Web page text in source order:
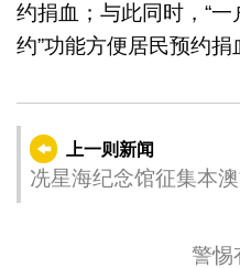
约捐血；与此同时，“一
约”功能方便居民预约捐
上一则新闻
冼星海纪念馆征集本
警惕